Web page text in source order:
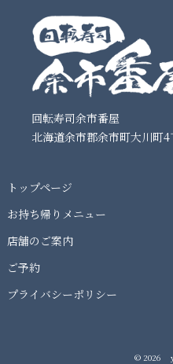
回転寿司余市番屋
北海道余市郡余市町大川町4
トップページ
お持ち帰りメニュー
店舗のご案内
ご予約
プライバシーポリシー
© 2026